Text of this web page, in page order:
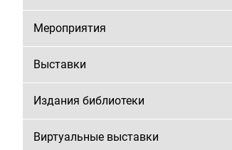
Мероприятия
Выставки
Издания библиотеки
Виртуальные выставки